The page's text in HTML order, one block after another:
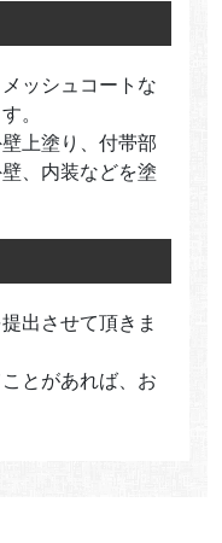
ッシュコートな
。
上塗り、付帯部
、内装などを塗
出させて頂きま
とがあれば、お